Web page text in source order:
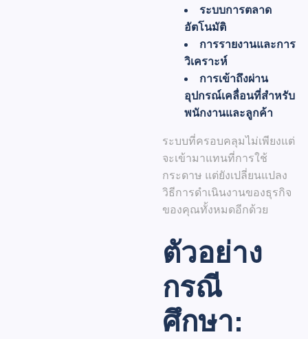
ระบบการตลาด
อัตโนมัติ
การรายงานและการ
วิเคราะห์
การเข้าถึงผ่าน
อุปกรณ์เคลื่อนที่สำหรับ
พนักงานและลูกค้า
ระบบที่ครอบคลุมไม่เพียงแต่
จะเข้ามาแทนที่การใช้
กระดาษ แต่ยังเปลี่ยนแปลง
วิธีการดำเนินงานของธุรกิจ
ของคุณทั้งหมดอีกด้วย
ตัวอย่าง
กรณี
ศึกษา: